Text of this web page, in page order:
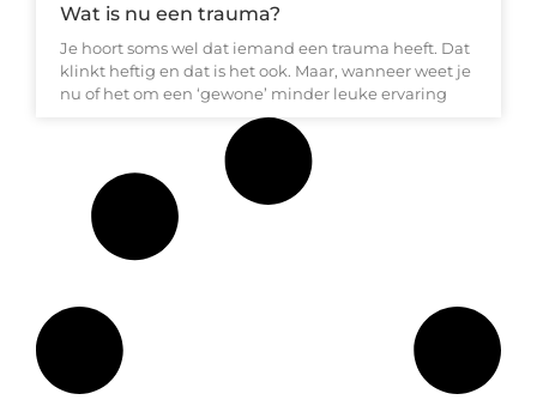
Wat is nu een trauma?
Je hoort soms wel dat iemand een trauma heeft. Dat
klinkt heftig en dat is het ook. Maar, wanneer weet je
nu of het om een ‘gewone’ minder leuke ervaring